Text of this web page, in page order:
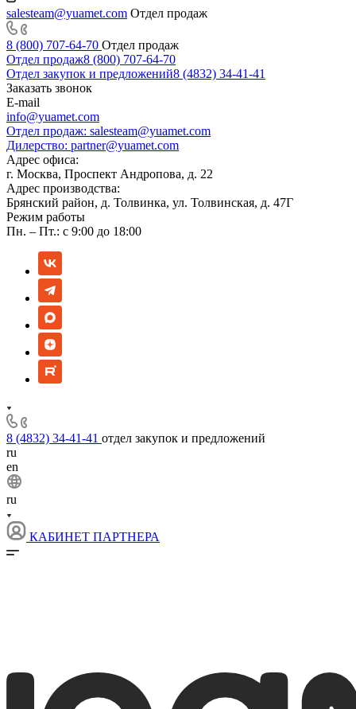
salesteam@yuamet.com Отдел продаж
8 (800) 707-64-70 Отдел продаж
Отдел продаж8 (800) 707-64-70
Отдел закупок и предложений8 (4832) 34-41-41
Заказать звонок
E-mail
info@yuamet.com
Отдел продаж: salesteam@yuamet.com
Дилерство: partner@yuamet.com
Адрес офиса:
г. Москва, Проспект Андропова, д. 22
Адрес производства:
Брянский район, д. Толвинка, ул. Толвинская, д. 47Г
Режим работы
Пн. – Пт.: с 9:00 до 18:00
8 (4832) 34-41-41 отдел закупок и предложений
ru
en
ru
КАБИНЕТ ПАРТНЕРА